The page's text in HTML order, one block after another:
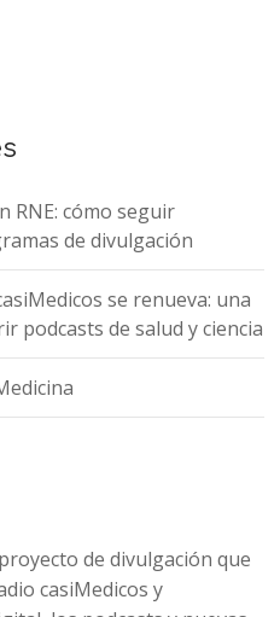
RNE: cómo seguir
de divulgación
se renueva: una
podcasts de salud y ciencia
de divulgación que
casiMedicos y